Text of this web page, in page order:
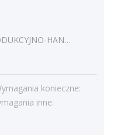
2.KAWIARNIA SANTANA JÓZEF MROZOWSKI
konieczne:
inne: